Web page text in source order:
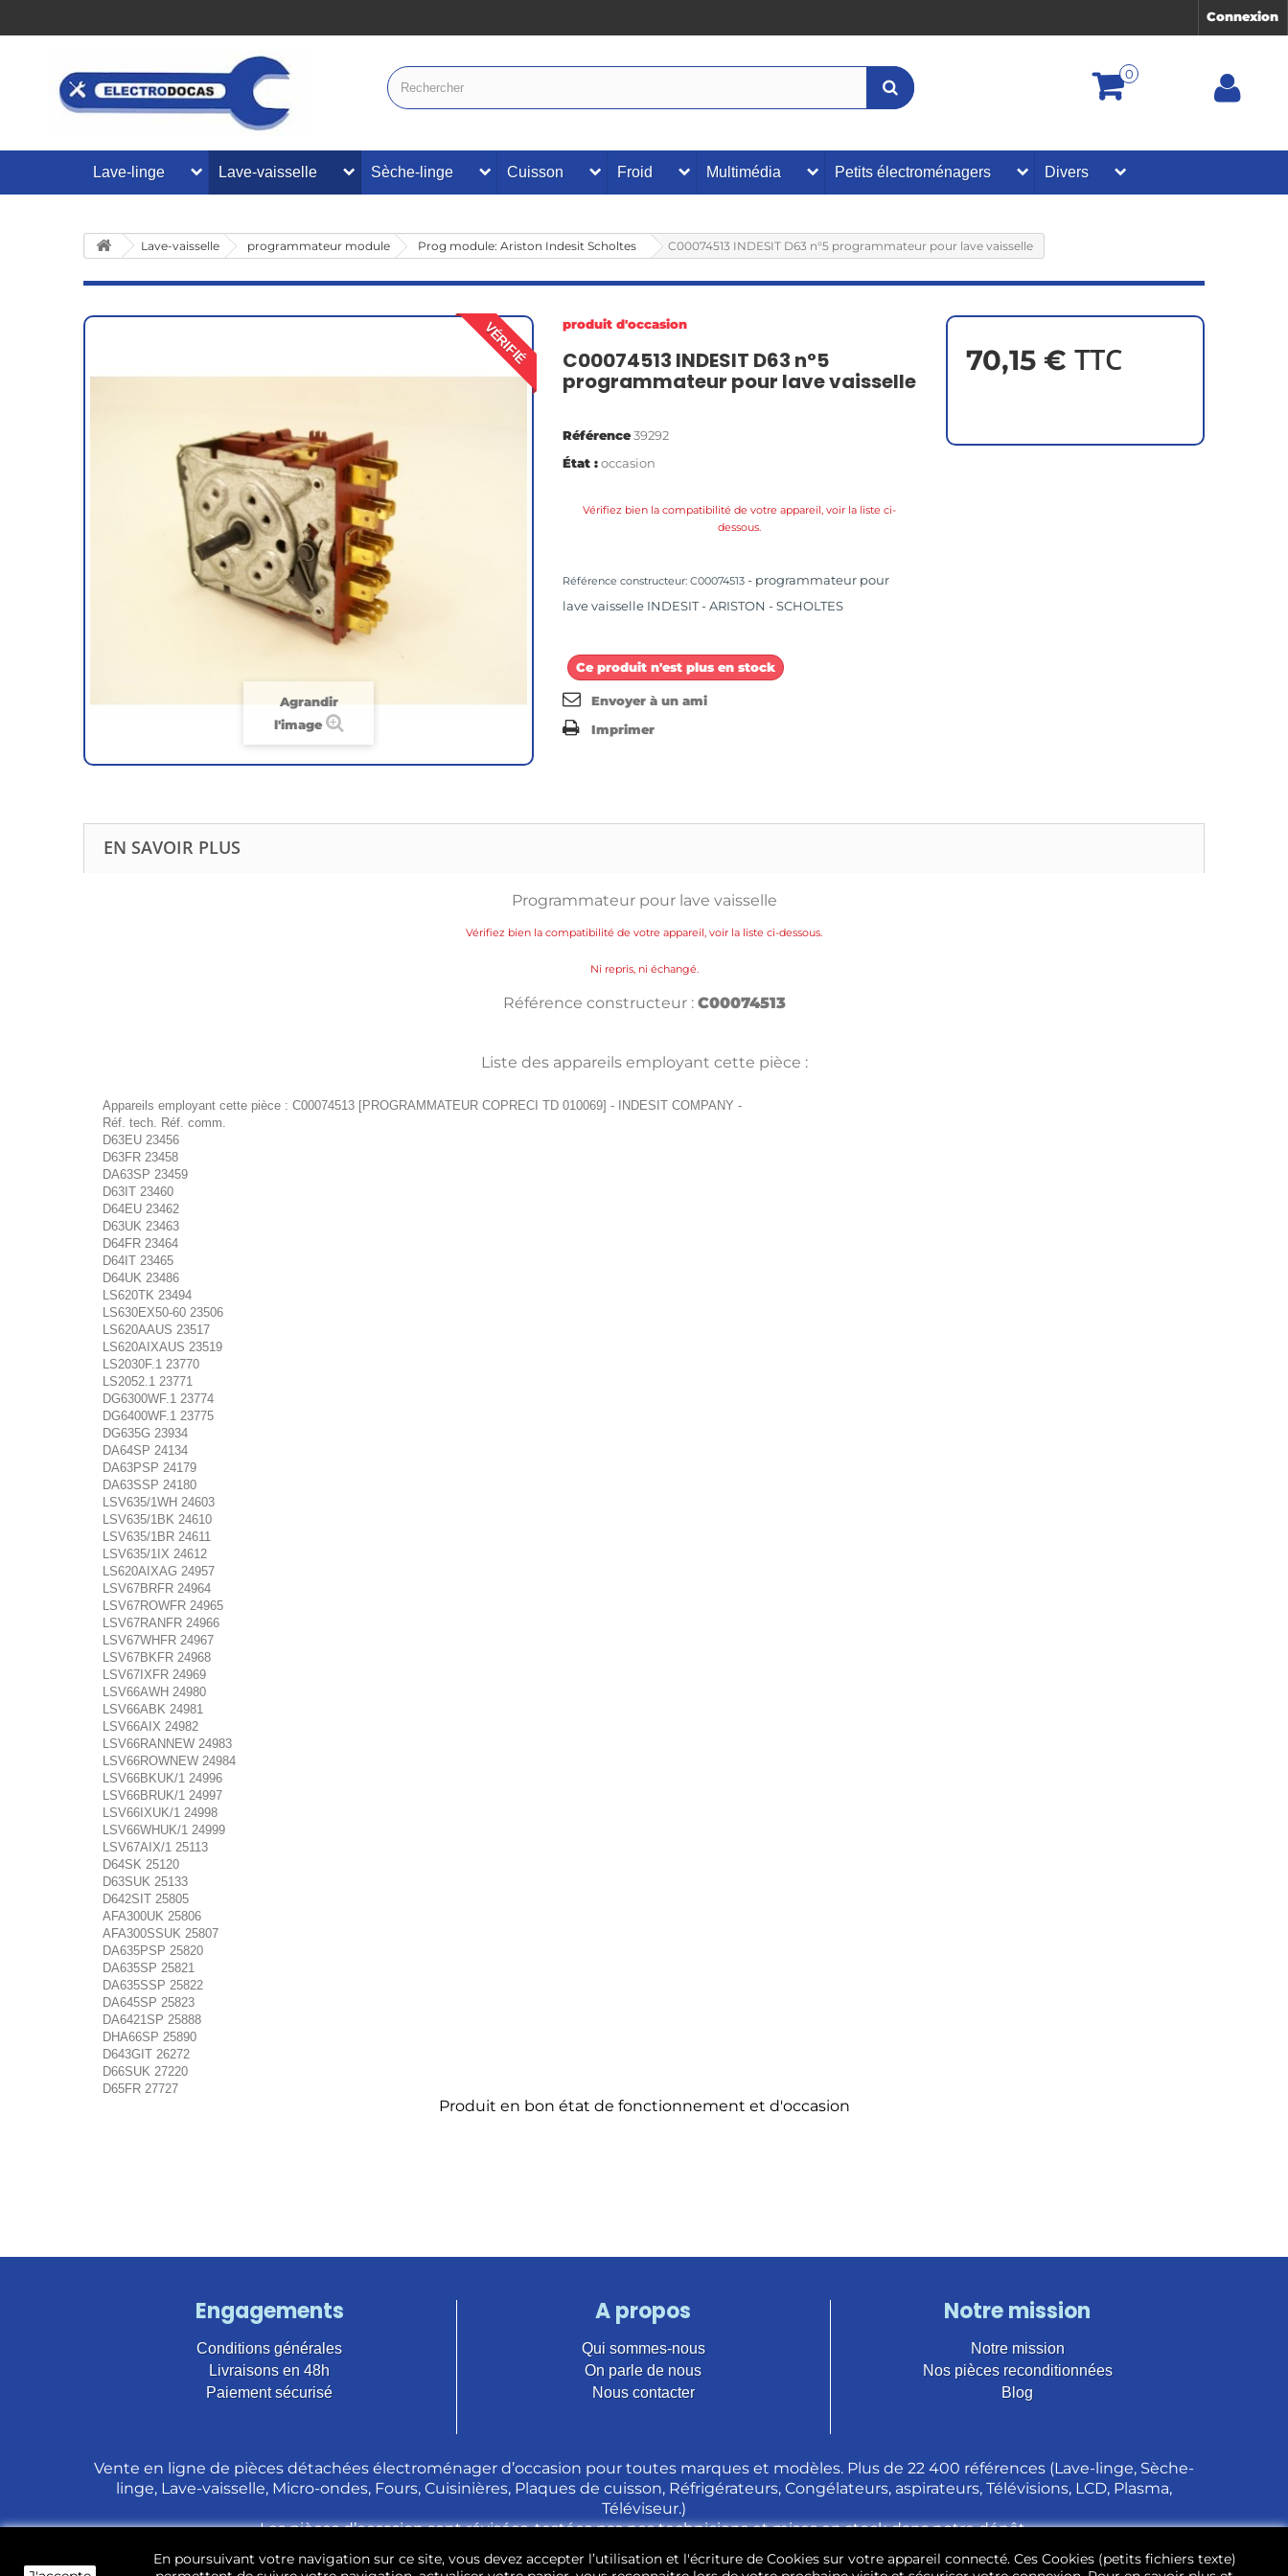
Connexion
0
Lave-linge Lave-vaisselle Sèche-linge Cuisson Froid Multimédia Petits électroménagers Divers
Lave-vaisselle programmateur module Prog module: Ariston Indesit Scholtes C00074513 INDESIT D63 n°5 programmateur pour lave vaisselle
VÉRIFIÉ
Agrandir
l'image
produit d'occasion
C00074513 INDESIT D63 n°5
programmateur pour lave vaisselle
Référence39292
État :occasion
Vérifiez bien la compatibilité de votre appareil, voir la liste ci-
dessous.
Référence constructeur: C00074513 - programmateur pour
lave vaisselle INDESIT - ARISTON - SCHOLTES
Ce produit n'est plus en stock
Envoyer à un ami
Imprimer
70,15 € TTC
EN SAVOIR PLUS
Programmateur pour lave vaisselle
Vérifiez bien la compatibilité de votre appareil, voir la liste ci-dessous.
Ni repris, ni échangé.
Référence constructeur : C00074513
Liste des appareils employant cette pièce :
Appareils employant cette pièce : C00074513 [PROGRAMMATEUR COPRECI TD 010069] - INDESIT COMPANY -
Réf. tech. Réf. comm.
D63EU 23456
D63FR 23458
DA63SP 23459
D63IT 23460
D64EU 23462
D63UK 23463
D64FR 23464
D64IT 23465
D64UK 23486
LS620TK 23494
LS630EX50-60 23506
LS620AAUS 23517
LS620AIXAUS 23519
LS2030F.1 23770
LS2052.1 23771
DG6300WF.1 23774
DG6400WF.1 23775
DG635G 23934
DA64SP 24134
DA63PSP 24179
DA63SSP 24180
LSV635/1WH 24603
LSV635/1BK 24610
LSV635/1BR 24611
LSV635/1IX 24612
LS620AIXAG 24957
LSV67BRFR 24964
LSV67ROWFR 24965
LSV67RANFR 24966
LSV67WHFR 24967
LSV67BKFR 24968
LSV67IXFR 24969
LSV66AWH 24980
LSV66ABK 24981
LSV66AIX 24982
LSV66RANNEW 24983
LSV66ROWNEW 24984
LSV66BKUK/1 24996
LSV66BRUK/1 24997
LSV66IXUK/1 24998
LSV66WHUK/1 24999
LSV67AIX/1 25113
D64SK 25120
D63SUK 25133
D642SIT 25805
AFA300UK 25806
AFA300SSUK 25807
DA635PSP 25820
DA635SP 25821
DA635SSP 25822
DA645SP 25823
DA6421SP 25888
DHA66SP 25890
D643GIT 26272
D66SUK 27220
D65FR 27727
Produit en bon état de fonctionnement et d'occasion
Engagements
Conditions générales
Livraisons en 48h
Paiement sécurisé
A propos
Qui sommes-nous
On parle de nous
Nous contacter
Notre mission
Notre mission
Nos pièces reconditionnées
Blog
Vente en ligne de pièces détachées électroménager d’occasion pour toutes marques et modèles. Plus de 22 400 références (Lave-linge, Sèche-
linge, Lave-vaisselle, Micro-ondes, Fours, Cuisinières, Plaques de cuisson, Réfrigérateurs, Congélateurs, aspirateurs, Télévisions, LCD, Plasma,
Téléviseur.)
Les pièces d’occasion sont révisées, testées pas nos techniciens et mises en stock dans notre dépôt.
En poursuivant votre navigation sur ce site, vous devez accepter l’utilisation et l'écriture de Cookies sur votre appareil connecté. Ces Cookies (petits fichiers texte)